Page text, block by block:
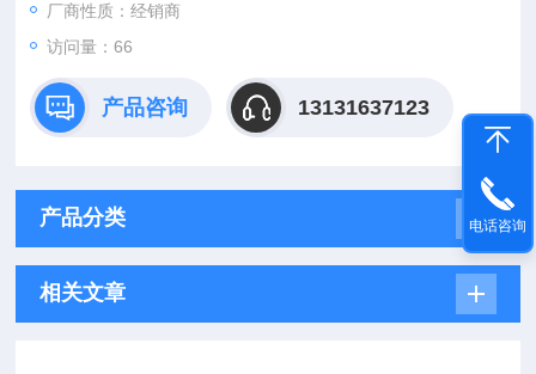
厂商性质：经销商
访问量：66
产品咨询 13131637123
产品分类
相关文章
电话咨询